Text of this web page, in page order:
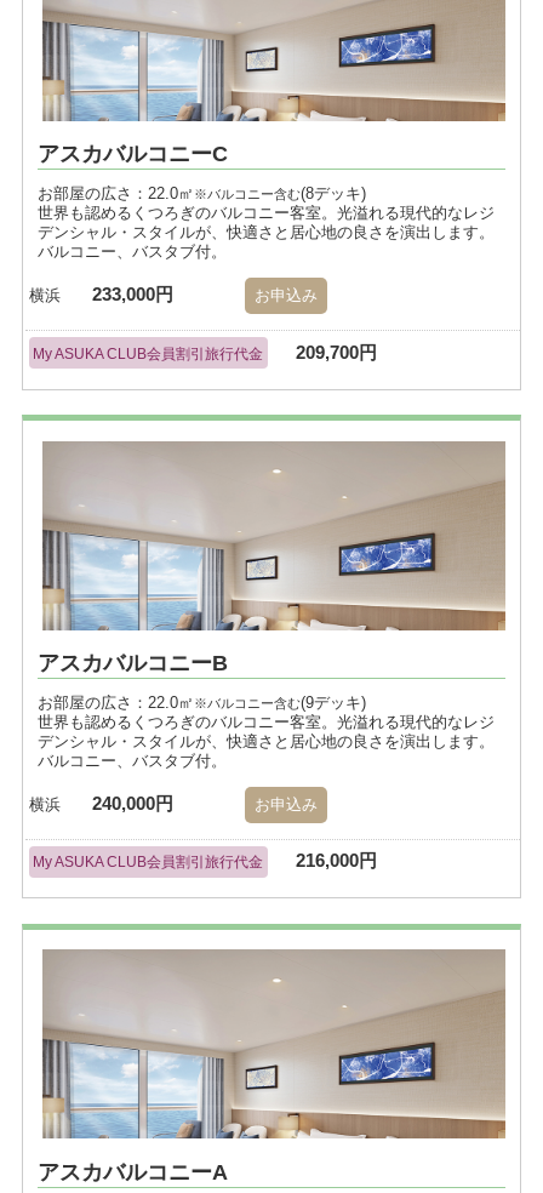
アスカバルコニーC
お部屋の広さ：22.0㎡ ※バルコニー含む(8デッキ)
世界も認めるくつろぎのバルコニー客室。光溢れる現代的なレジ
デンシャル・スタイルが、快適さと居心地の良さを演出します。
バルコニー、バスタブ付。
横浜 233,000円 お申込み
My ASUKA CLUB会員割引旅行代金 209,700円
アスカバルコニーB
お部屋の広さ：22.0㎡ ※バルコニー含む(9デッキ)
世界も認めるくつろぎのバルコニー客室。光溢れる現代的なレジ
デンシャル・スタイルが、快適さと居心地の良さを演出します。
バルコニー、バスタブ付。
横浜 240,000円 お申込み
My ASUKA CLUB会員割引旅行代金 216,000円
アスカバルコニーA